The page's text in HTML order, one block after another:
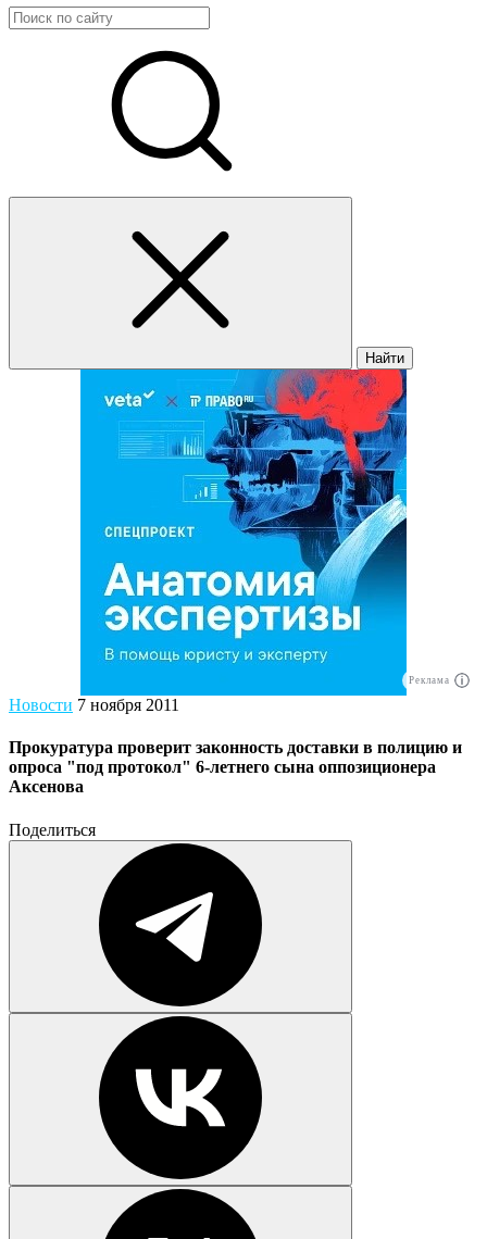
Найти
Реклама
Новости 7 ноября 2011
Прокуратура проверит законность доставки в полицию и
опроса "под протокол" 6-летнего сына оппозиционера
Аксенова
Поделиться